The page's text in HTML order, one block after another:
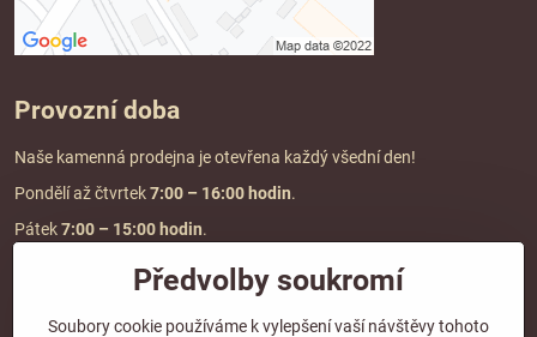
Provozní doba
Naše kamenná prodejna je otevřena každý všední den!
Pondělí až čtvrtek7:00 – 16:00 hodin.
Pátek7:00 – 15:00 hodin.
Doprava a platba
Předvolby soukromí
Soubory cookie používáme k vylepšení vaší návštěvy tohoto